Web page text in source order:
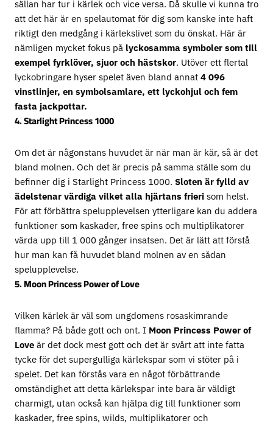
sällan har tur i kärlek och vice versa. Då skulle vi kunna tro
att det här är en spelautomat för dig som kanske inte haft
riktigt den medgång i kärlekslivet som du önskat. Här är
nämligen mycket fokus på lyckosamma symboler som till
exempel fyrklöver, sjuor och hästskor. Utöver ett flertal
lyckobringare hyser spelet även bland annat 4 096
vinstlinjer, en symbolsamlare, ett lyckohjul och fem
fasta jackpottar.
4. Starlight Princess 1000
Om det är någonstans huvudet är när man är kär, så är det
bland molnen. Och det är precis på samma ställe som du
befinner dig i Starlight Princess 1000. Sloten är fylld av
ädelstenar värdiga vilket alla hjärtans frieri som helst.
För att förbättra spelupplevelsen ytterligare kan du addera
funktioner som kaskader, free spins och multiplikatorer
värda upp till 1 000 gånger insatsen. Det är lätt att förstå
hur man kan få huvudet bland molnen av en sådan
spelupplevelse.
5. Moon Princess Power of Love
Vilken kärlek är väl som ungdomens rosaskimrande
flamma? På både gott och ont. I Moon Princess Power of
Love är det dock mest gott och det är svårt att inte fatta
tycke för det supergulliga kärlekspar som vi stöter på i
spelet. Det kan förstås vara en något förbättrande
omständighet att detta kärlekspar inte bara är väldigt
charmigt, utan också kan hjälpa dig till funktioner som
kaskader, free spins, wilds, multiplikatorer och